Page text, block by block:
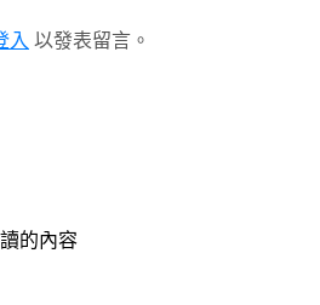
入 以發表留言。
的內容